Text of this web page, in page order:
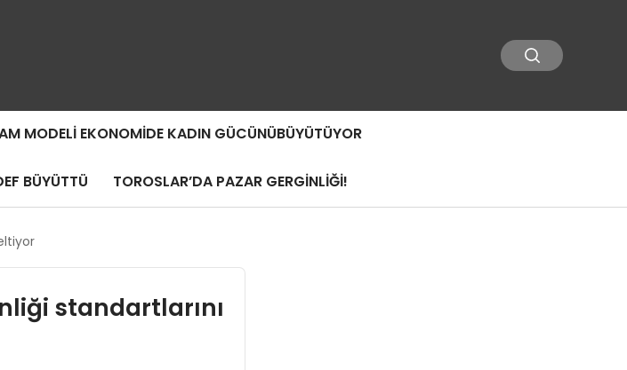
MODELI EKONOMIDE KADIN GÜCÜNÜBÜYÜTÜYOR
BÜYÜTTÜ TOROSLAR’DA PAZAR GERGİNLİĞİ!
standartlarını